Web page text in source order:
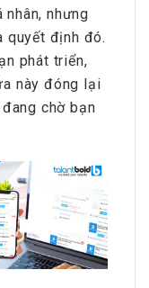
nhưng
quyết định đó.
phát triển,
này đóng lại
chờ bạn